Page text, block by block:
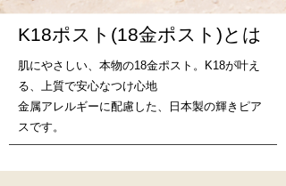
K18ポスト(18金ポスト)とは
肌にやさしい、本物の18金ポスト。K18が叶え
る、上質で安心なつけ心地
金属アレルギーに配慮した、日本製の輝きピア
スです。